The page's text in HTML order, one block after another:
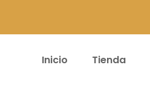
Inicio Tienda